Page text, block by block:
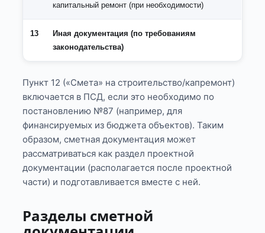
капитальный ремонт (при необходимости)
13
Иная документация (по требованиям
законодательства)
Пункт 12 («Смета» на строительство/капремонт)
включается в ПСД, если это необходимо по
постановлению №87 (например, для
финансируемых из бюджета объектов). Таким
образом, сметная документация может
рассматриваться как раздел проектной
документации (располагается после проектной
части) и подготавливается вместе с ней.
Разделы сметной